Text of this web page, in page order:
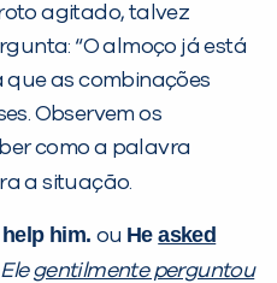
agitado, talvez
“O almoço já está
que as combinações
Observem os
como a palavra
a situação.
him. ou Heasked
Elegentilmente perguntou